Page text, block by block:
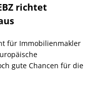
richtet
für Immobilienmakler
gute Chancen für die